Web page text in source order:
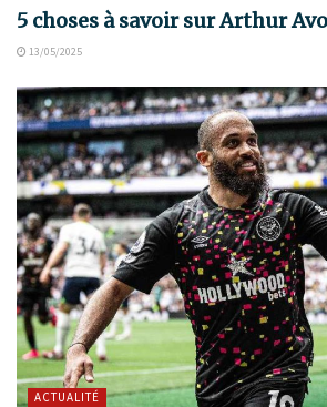
5 choses à savoir sur Arthur
13/05/2025
ACTUALITÉ